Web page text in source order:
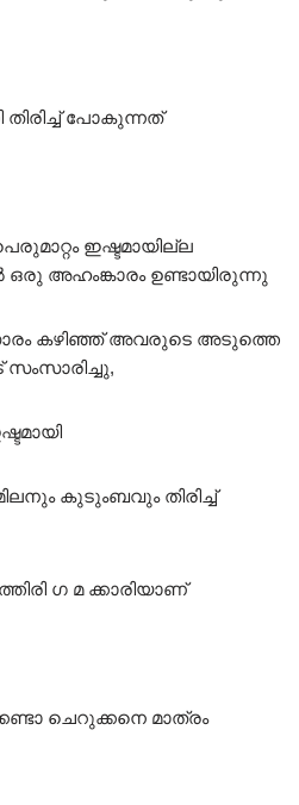
തിരിച്ച് പോകുന്നത്
ഇഷ്ടമായില്ല
അഹംങ്കാരം ഉണ്ടായിരുന്നു
കഴിഞ്ഞ് അവരുടെ അടുത്തെ
സംസാരിച്ചു,
കുടുംബവും തിരിച്ച്
ഗ മ ക്കാരിയാണ്
ചെറുക്കനെ മാത്രം